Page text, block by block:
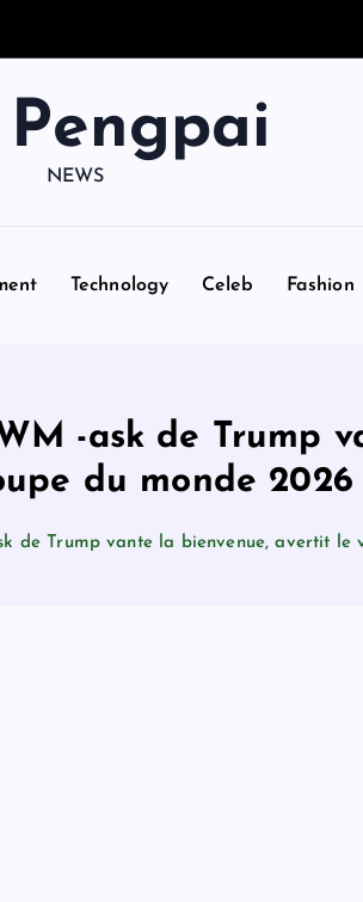
Pengpai
NEWS
Technology Celeb Fashion
-ask de Trump
du monde 2026
de Trump vante la bienvenue, avertit le